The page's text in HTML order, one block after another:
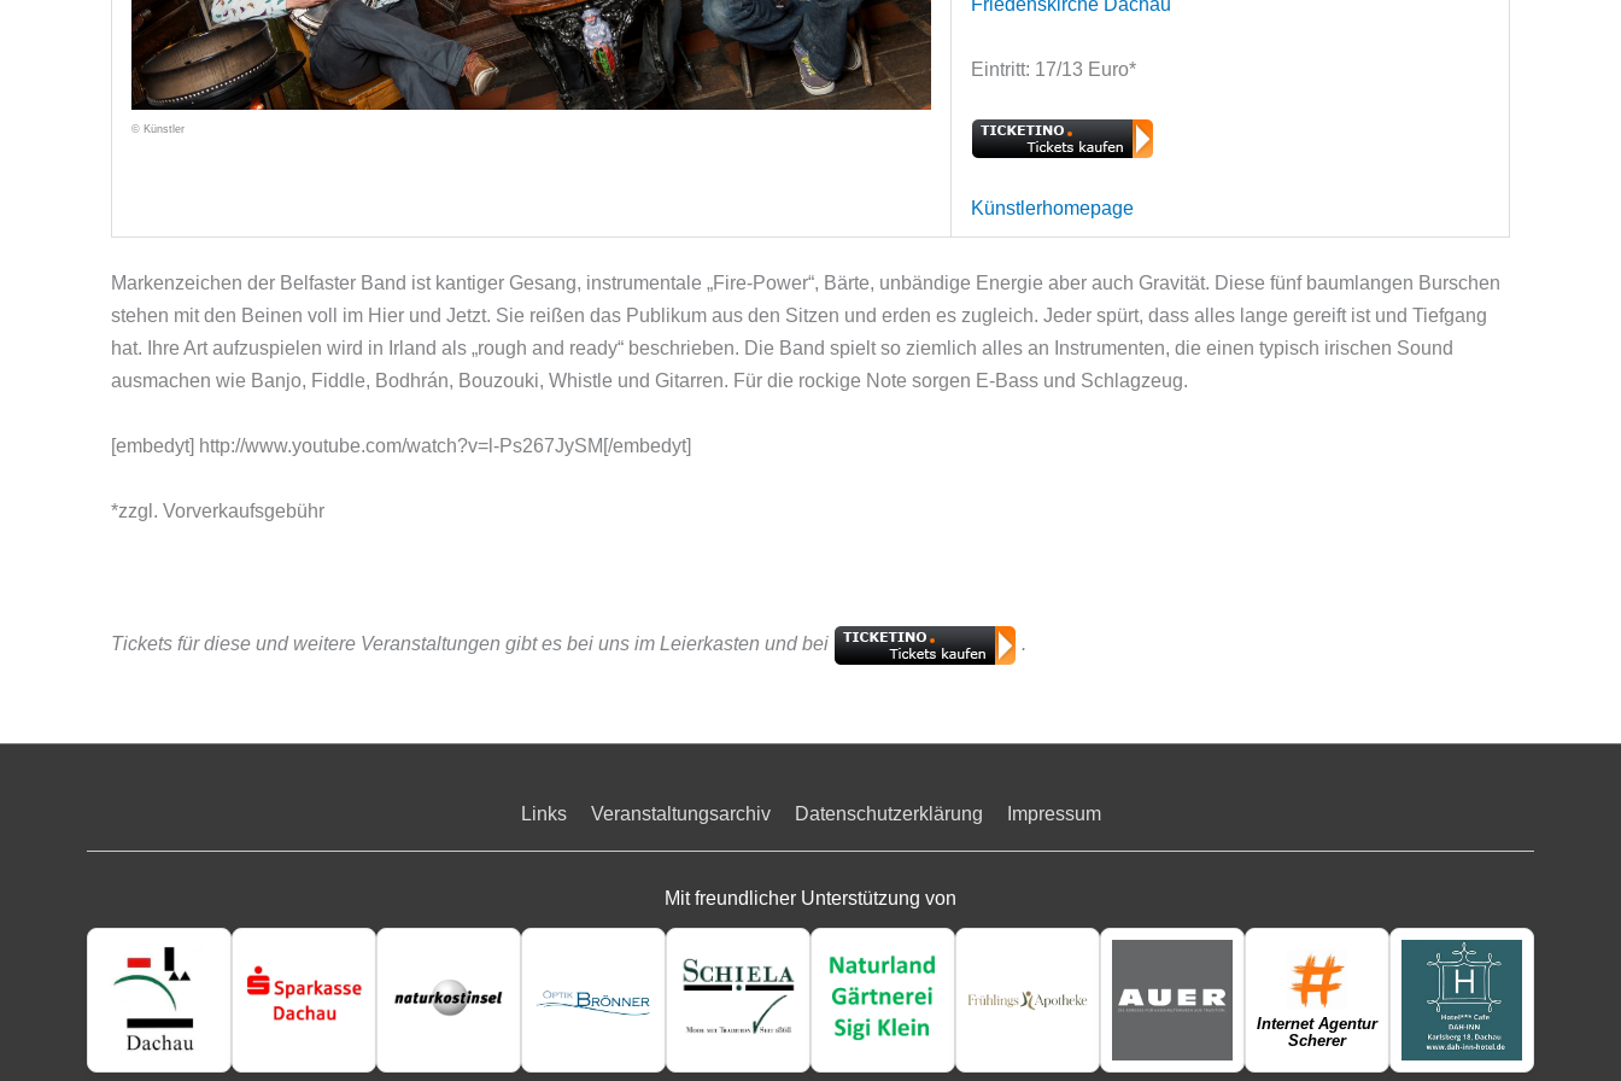
© Künstler
Friedenskirche Dachau
Eintritt: 17/13 Euro*
Künstlerhomepage
Markenzeichen der Belfaster Band ist kantiger Gesang, instrumentale „Fire-Power“, Bärte, unbändige Energie aber auch Gravität. Diese fünf baumlangen Burschen
stehen mit den Beinen voll im Hier und Jetzt. Sie reißen das Publikum aus den Sitzen und erden es zugleich. Jeder spürt, dass alles lange gereift ist und Tiefgang
hat. Ihre Art aufzuspielen wird in Irland als „rough and ready“ beschrieben. Die Band spielt so ziemlich alles an Instrumenten, die einen typisch irischen Sound
ausmachen wie Banjo, Fiddle, Bodhrán, Bouzouki, Whistle und Gitarren. Für die rockige Note sorgen E-Bass und Schlagzeug.
[embedyt] http://www.youtube.com/watch?v=l-Ps267JySM[/embedyt]
*zzgl. Vorverkaufsgebühr
Tickets für diese und weitere Veranstaltungen gibt es bei uns im Leierkasten und bei .
Links Veranstaltungsarchiv Datenschutzerklärung Impressum
Mit freundlicher Unterstützung von
Internet Agentur
Scherer